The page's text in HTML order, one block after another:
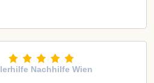
Nachhilfe Wien